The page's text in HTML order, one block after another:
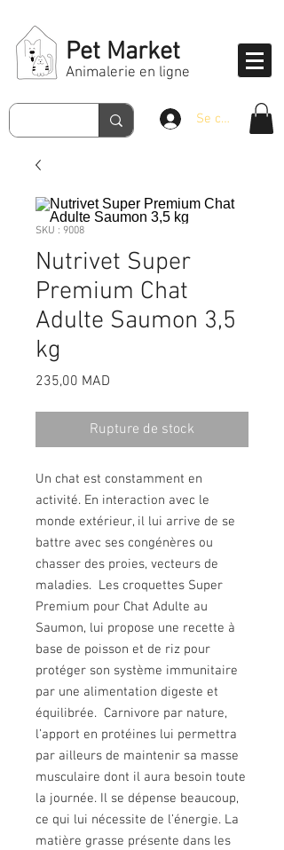
Pet Market
Animalerie en ligne
Se connecter
SKU : 9008
Nutrivet Super
Premium Chat
Adulte Saumon 3,5
kg
235,00 MAD
Rupture de stock
Un chat est constamment en
activité. En interaction avec le
monde extérieur, il lui arrive de se
battre avec ses congénères ou
chasser des proies, vecteurs de
maladies. Les croquettes Super
Premium pour Chat Adulte au
Saumon, lui propose une recette à
base de poisson et de riz pour
protéger son système immunitaire
par une alimentation digeste et
équilibrée. Carnivore par nature,
l’apport en protéines lui permettra
par ailleurs de maintenir sa masse
musculaire dont il aura besoin toute
la journée. Il se dépense beaucoup,
ce qui lui nécessite de l’énergie. La
matière grasse présente dans les